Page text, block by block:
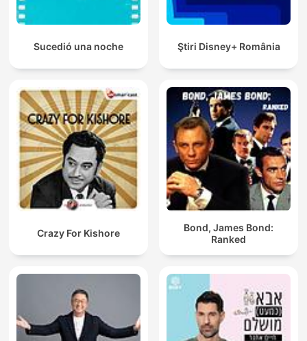
Sucedió una noche Ştiri Disney+ România
Crazy For Kishore
Bond, James Bond:
Ranked